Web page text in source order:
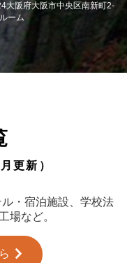
阪府大阪市中央区南新町2-
ーム
更新）
・宿泊施設、学校法
場など。